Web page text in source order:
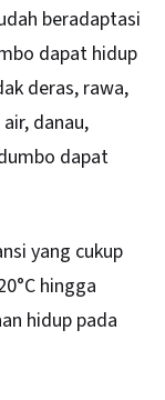
beradaptasi
dapat hidup
deras, rawa,
danau,
dapat
yang cukup
hingga
hidup pada